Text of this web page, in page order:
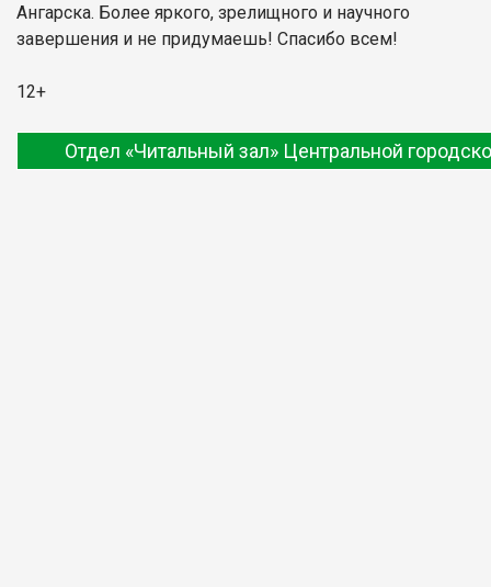
Ангарска. Более яркого, зрелищного и научного
завершения и не придумаешь! Спасибо всем!
12+
Отдел «Читальный зал» Центральной